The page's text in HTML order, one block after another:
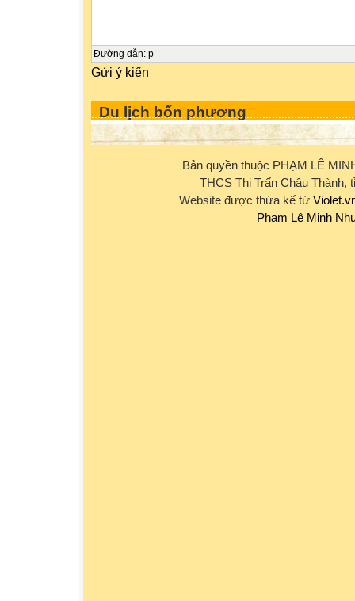
Đường dẫn: p
Gửi ý kiến
Du lịch bốn phương
Bản quyền thuộc PHẠM LÊ
THCS Thị Trấn Châu Thành,
Website được thừa kế từ
Phạm Lê Minh